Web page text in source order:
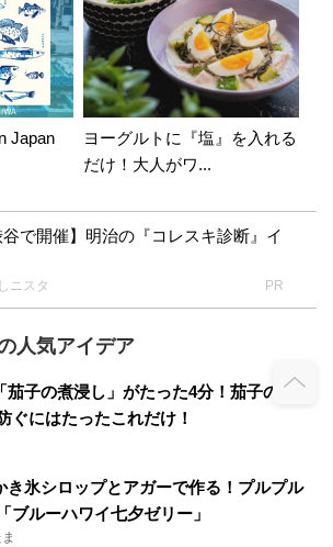
！本当に感謝しています。 そして、私
代表なんですが、ソフト麺って食べたこ
です。たぶん・・・自分のアルバムには
すよね～･(｡✖д✖｡)･ﾟ･もしかしたら地域
とかもあるのでしょうか・・・っと通常
べれず終わるところ、ハニクロさんの丁
ピがあるので、ちょっと真似っこした
ーって煮物になる様な食材が美味しいん
っととても共感しながら読み進めてビッ
๑) お忙しい中、私の記事を3つもチョ
頂いて、ちょっと鳥肌が止まりませんヾ
んのお優しさに感動します♡ カレーに
油揚げは出汁になるので、絶対入ってる
しそうっと生唾が・・・失礼しました。
玉トッピング。絶対お願いしたい温玉～
れはカレーコースメニュー決定ですね。
したら絶対、これ締めがご飯と言って要
うです(笑) 実は今ご飯作れない状況で、
Japan
ヨーグルトに『塩』を入れる
だけ！大人がワ...
谷で開催】明治の『コレスキ診断』イ
ニスタ PR
人気アイデア
茄子の煮浸し」がたった4分！茄子の色抜
ぐにはたったこれだけ！
き氷シロップとアガーで作る！プルプル
ブルーハワイ七夕ゼリー」